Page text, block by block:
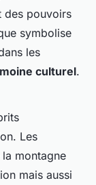
des pouvoirs
symbolise
les
culturel.
Les
montagne
mais aussi